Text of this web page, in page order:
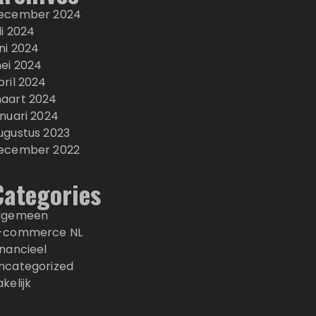
2024
2024
2024
2024
2024
2024
2024
2023
2022
commerce NL